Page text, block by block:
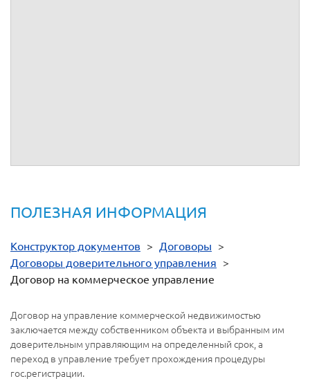
ПОЛЕЗНАЯ ИНФОРМАЦИЯ
Конструктор документов > Договоры >
Договоры доверительного управления >
Договор на коммерческое управление
Договор на управление коммерческой недвижимостью
заключается между собственником объекта и выбранным им
доверительным управляющим на определенный срок, а
переход в управление требует прохождения процедуры
гос.регистрации.